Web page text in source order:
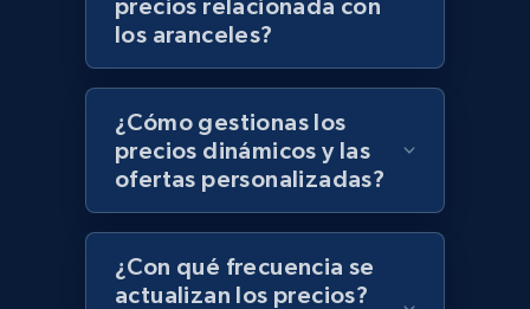
Best Buy products
URL, Product id, Title, Images, Final price,
Currency, Discount, Initial price, and more.
1.1K+ 149+ Comenzar ahora
precios relacionada con
los aranceles?
¿Cómo gestionas los
precios dinámicos y las
ofertas personalizadas?
¿Con qué frecuencia se
actualizan los precios?